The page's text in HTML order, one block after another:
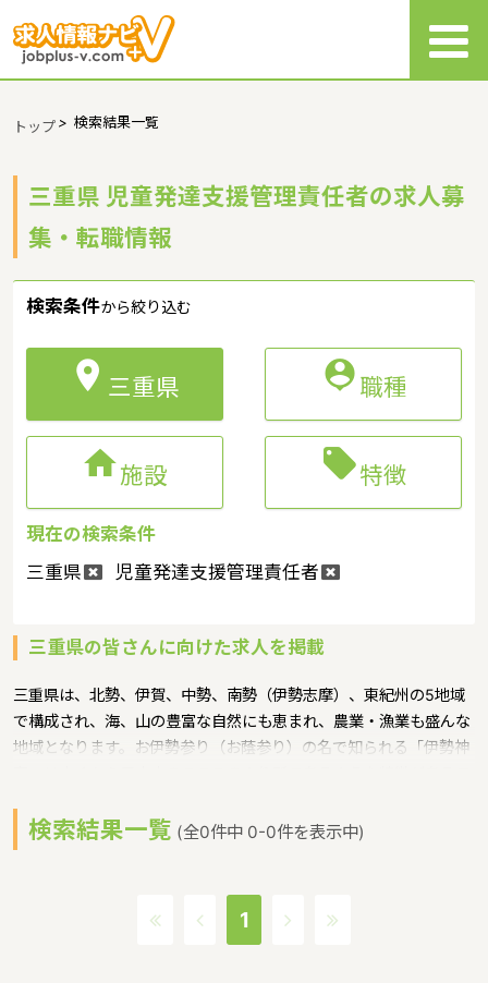
トップ> 検索結果一覧
三重県 児童発達支援管理責任者の求人募
集・転職情報
検索条件から絞り込む
 三重県 職種
施設 特徴
現在の検索条件
三重県
児童発達支援管理責任者
三重県の皆さんに向けた求人を掲載
三重県は、北勢、伊賀、中勢、南勢（伊勢志摩）、東紀州の5地域
で構成され、海、山の豊富な自然にも恵まれ、農業・漁業も盛んな
地域となります。お伊勢参り（お蔭参り）の名で知られる「伊勢神
の“生き抜いていく力”を育む「野外体験保育」を普及・啓発するた
め、県内で野外体験保育に取り組もうとする幼稚園、保育所等を募
重県内には、保育所や保育施設が635施設あり、保育士求人倍率が
検索結果一覧 (全0件中 0-0件を表示中)
1